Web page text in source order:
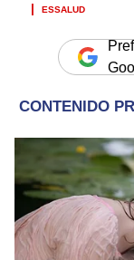
ESSALUD